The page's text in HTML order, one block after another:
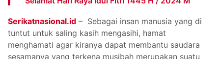
Serikatnasional.id – Sebagai insan manusia yang di
tuntut untuk saling kasih mengasihi, hamat
menghamati agar kiranya dapat membantu saudara
sesamanya yang terkena musibah merupakan suatu